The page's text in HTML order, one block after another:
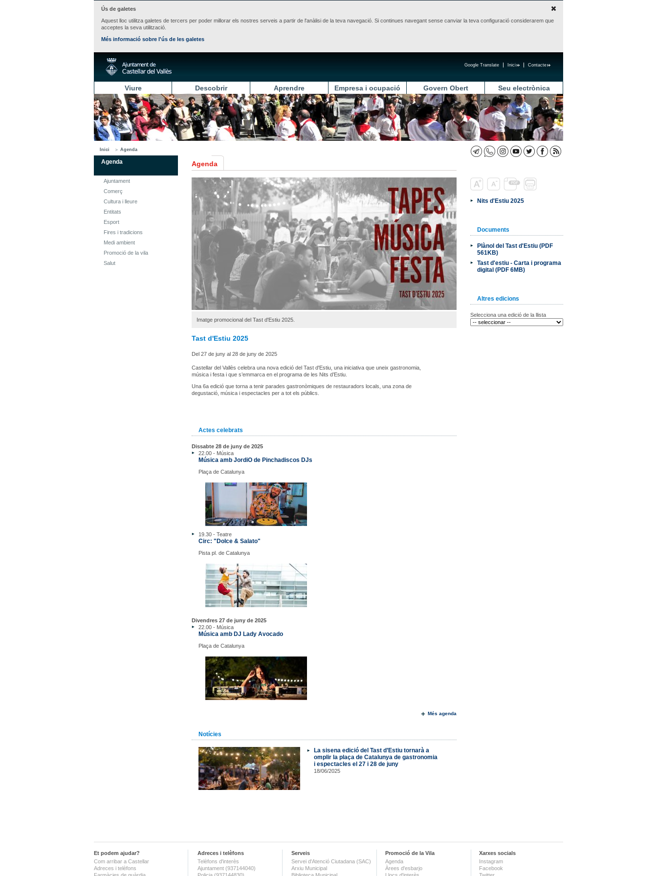
Ús de galetes
Aquest lloc utilitza galetes de tercers per poder millorar els nostres serveis a partir de l'anàlisi de la teva navegació. Si continues navegant sense canviar la teva configuració considerarem que
acceptes la seva utilització.
Més informació sobre l'ús de les galetes
Contacte
Inici
Google Translate
Viure Descobrir Aprendre Empresa i ocupació Govern Obert Seu electrònica
Inici Agenda
Agenda
Ajuntament
Comerç
Cultura i lleure
Entitats
Esport
Fires i tradicions
Medi ambient
Promoció de la vila
Salut
Agenda
Imatge promocional del Tast d'Estiu 2025.
Tast d'Estiu 2025
Del 27 de juny al 28 de juny de 2025
Castellar del Vallès celebra una nova edició del Tast d'Estiu, una iniciativa que uneix gastronomia,
música i festa i que s’emmarca en el programa de les Nits d’Estiu.
Una 6a edició que torna a tenir parades gastronòmiques de restauradors locals, una zona de
degustació, música i espectacles per a tot els públics.
Actes celebrats
Dissabte 28 de juny de 2025
22.00 - Música
Música amb JordiO de Pinchadiscos DJs
Plaça de Catalunya
19.30 - Teatre
Circ: "Dolce & Salato"
Pista pl. de Catalunya
Divendres 27 de juny de 2025
22.00 - Música
Música amb DJ Lady Avocado
Plaça de Catalunya
Més agenda
Notícies
La sisena edició del Tast d’Estiu tornarà a
omplir la plaça de Catalunya de gastronomia
i espectacles el 27 i 28 de juny
18/06/2025
Nits d'Estiu 2025
Documents
Plànol del Tast d'Estiu (PDF
561KB)
Tast d'estiu - Carta i programa
digital (PDF 6MB)
Altres edicions
Selecciona una edició de la llista
Et podem ajudar?
Com arribar a Castellar
Adreces i telèfons
Adreces i telèfons
Telèfons d'interès
Ajuntament (937144040)
Serveis
Servei d'Atenció Ciutadana (SAC)
Arxiu Municipal
Promoció de la Vila
Agenda
Àrees d'esbarjo
Xarxes socials
Instagram
Facebook